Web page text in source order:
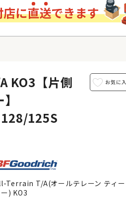
KO3【片側
125S
Terrain T/A(オールテレーン ティー
) KO3